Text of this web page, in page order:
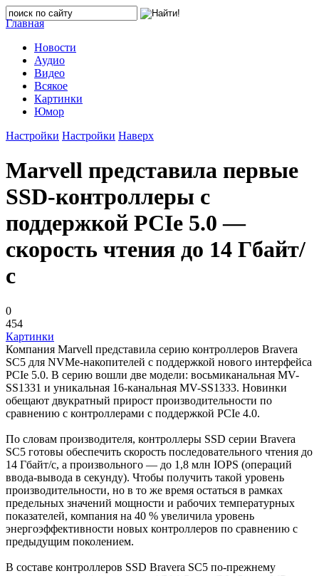
Главная
Новости
Аудио
Видео
Всякое
Картинки
Юмор
Настройки Настройки Наверх
Marvell представила первые
SSD-контроллеры с
поддержкой PCIe 5.0 —
скорость чтения до 14 Гбайт/
с
0
454
Картинки
Компания Marvell представила серию контроллеров Bravera
SC5 для NVMe-накопителей с поддержкой нового интерфейса
PCIe 5.0. В серию вошли две модели: восьмиканальная MV-
SS1331 и уникальная 16-канальная MV-SS1333. Новинки
обещают двукратный прирост производительности по
сравнению с контроллерами с поддержкой PCIe 4.0.
По словам производителя, контроллеры SSD серии Bravera
SC5 готовы обеспечить скорость последовательного чтения до
14 Гбайт/с, а произвольного — до 1,8 млн IOPS (операций
ввода-вывода в секунду). Чтобы получить такой уровень
производительности, но в то же время остаться в рамках
предельных значений мощности и рабочих температурных
показателей, компания на 40 % увеличила уровень
энергоэффективности новых контроллеров по сравнению с
предыдущим поколением.
В составе контроллеров SSD Bravera SC5 по-прежнему